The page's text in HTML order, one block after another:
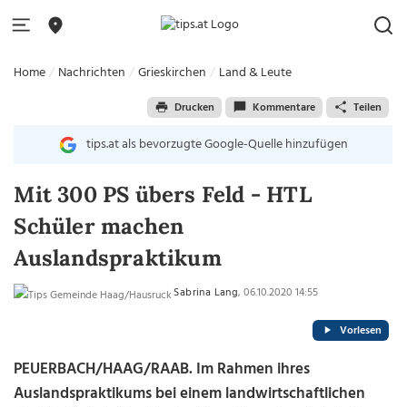
Home Nachrichten Grieskirchen Land & Leute
Drucken Kommentare Teilen
tips.at als bevorzugte Google-Quelle hinzufügen
Mit 300 PS übers Feld - HTL
Schüler machen
Auslandspraktikum
Sabrina Lang, 06.10.2020 14:55
Vorlesen
PEUERBACH/HAAG/RAAB. Im Rahmen ihres
Auslandspraktikums bei einem landwirtschaftlichen